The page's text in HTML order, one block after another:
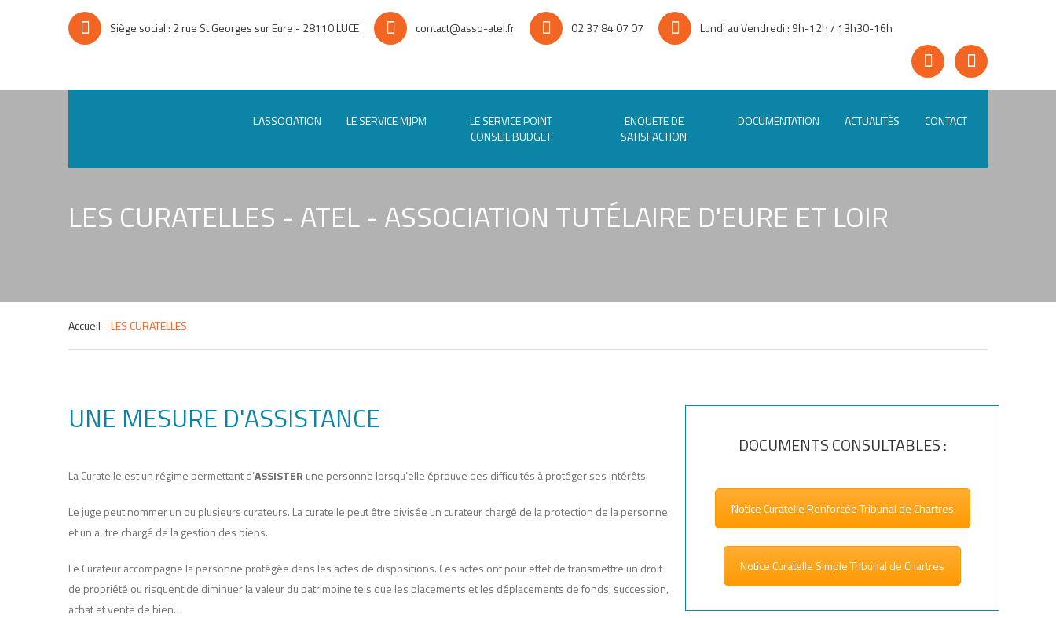
Siège social : 2 rue St Georges sur Eure - 28110 LUCE contact@asso-atel.fr 02 37 84 07 07 Lundi au Vendredi : 9h-12h / 13h30-16h
L’ASSOCIATION LE SERVICE MJPM
LE SERVICE POINT
CONSEIL BUDGET
ENQUETE DE
SATISFACTION
DOCUMENTATION ACTUALITÉS CONTACT
LES CURATELLES - ATEL - ASSOCIATION TUTÉLAIRE D'EURE ET LOIR
Accueil LES CURATELLES
UNE MESURE D'ASSISTANCE
La Curatelle est un régime permettant d’ASSISTER une personne lorsqu’elle éprouve des difficultés à protéger ses intérêts.
Le juge peut nommer un ou plusieurs curateurs. La curatelle peut être divisée un curateur chargé de la protection de la personne
et un autre chargé de la gestion des biens.
Le Curateur accompagne la personne protégée dans les actes de dispositions. Ces actes ont pour effet de transmettre un droit
de propriété ou risquent de diminuer la valeur du patrimoine tels que les placements et les déplacements de fonds, succession,
achat et vente de bien…
DOCUMENTS CONSULTABLES :
Notice Curatelle Renforcée Tribunal de Chartres
Notice Curatelle Simple Tribunal de Chartres